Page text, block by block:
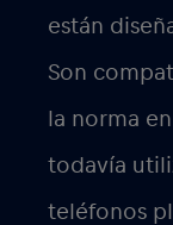
están
Son
la norma
todavía
teléfonos